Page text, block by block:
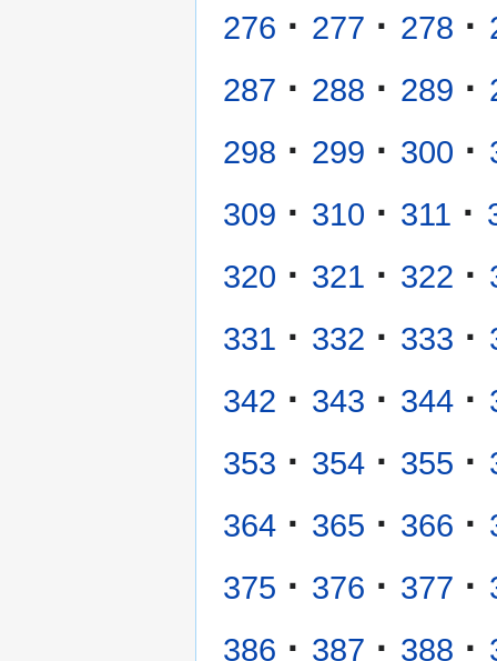
276 · 277 · 278 ·
287 · 288 · 289 ·
298 · 299 · 300 ·
309 · 310 · 311 ·
320 · 321 · 322 ·
331 · 332 · 333 ·
342 · 343 · 344 ·
353 · 354 · 355 ·
364 · 365 · 366 ·
375 · 376 · 377 ·
386 · 387 · 388 ·